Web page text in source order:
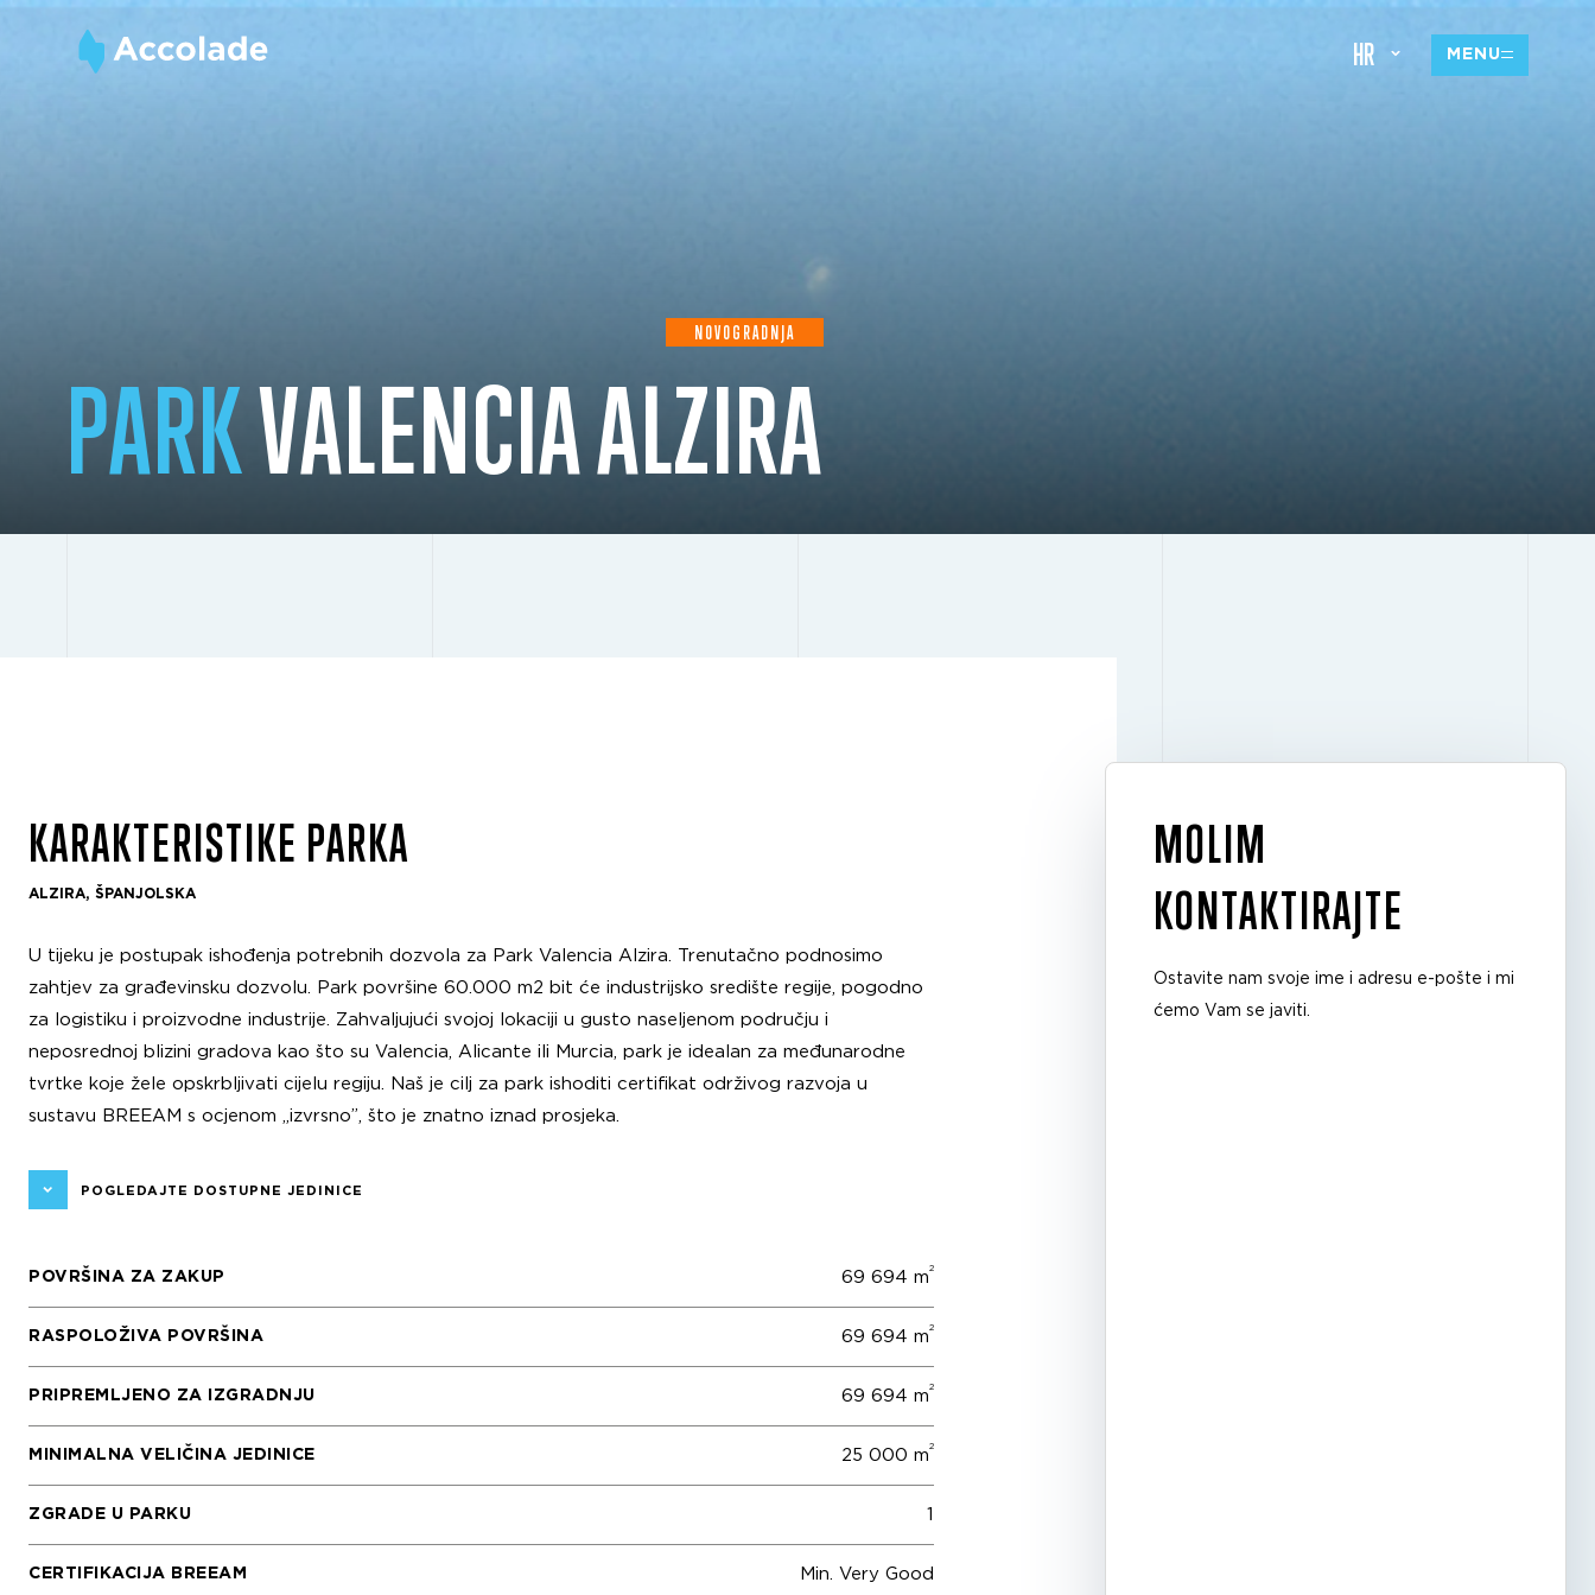
HR MENU
NOVOGRADNJA
PARKVALENCIA ALZIRA
KARAKTERISTIKE PARKA
ALZIRA, ŠPANJOLSKA
U tijeku je postupak ishođenja potrebnih dozvola za Park Valencia Alzira. Trenutačno podnosimo
zahtjev za građevinsku dozvolu. Park površine 60.000 m2 bit će industrijsko središte regije, pogodno
za logistiku i proizvodne industrije. Zahvaljujući svojoj lokaciji u gusto naseljenom području i
neposrednoj blizini gradova kao što su Valencia, Alicante ili Murcia, park je idealan za međunarodne
tvrtke koje žele opskrbljivati cijelu regiju. Naš je cilj za park ishoditi certifikat održivog razvoja u
sustavu BREEAM s ocjenom „izvrsno”, što je znatno iznad prosjeka.
POGLEDAJTE DOSTUPNE JEDINICE
POVRŠINA ZA ZAKUP 69 694 m2
RASPOLOŽIVA POVRŠINA 69 694 m2
PRIPREMLJENO ZA IZGRADNJU 69 694 m2
MINIMALNA VELIČINA JEDINICE 25 000 m2
ZGRADE U PARKU 1
CERTIFIKACIJA BREEAM Min. Very Good
MOLIM
KONTAKTIRAJTE
Ostavite nam svoje ime i adresu e-pošte i mi
ćemo Vam se javiti.